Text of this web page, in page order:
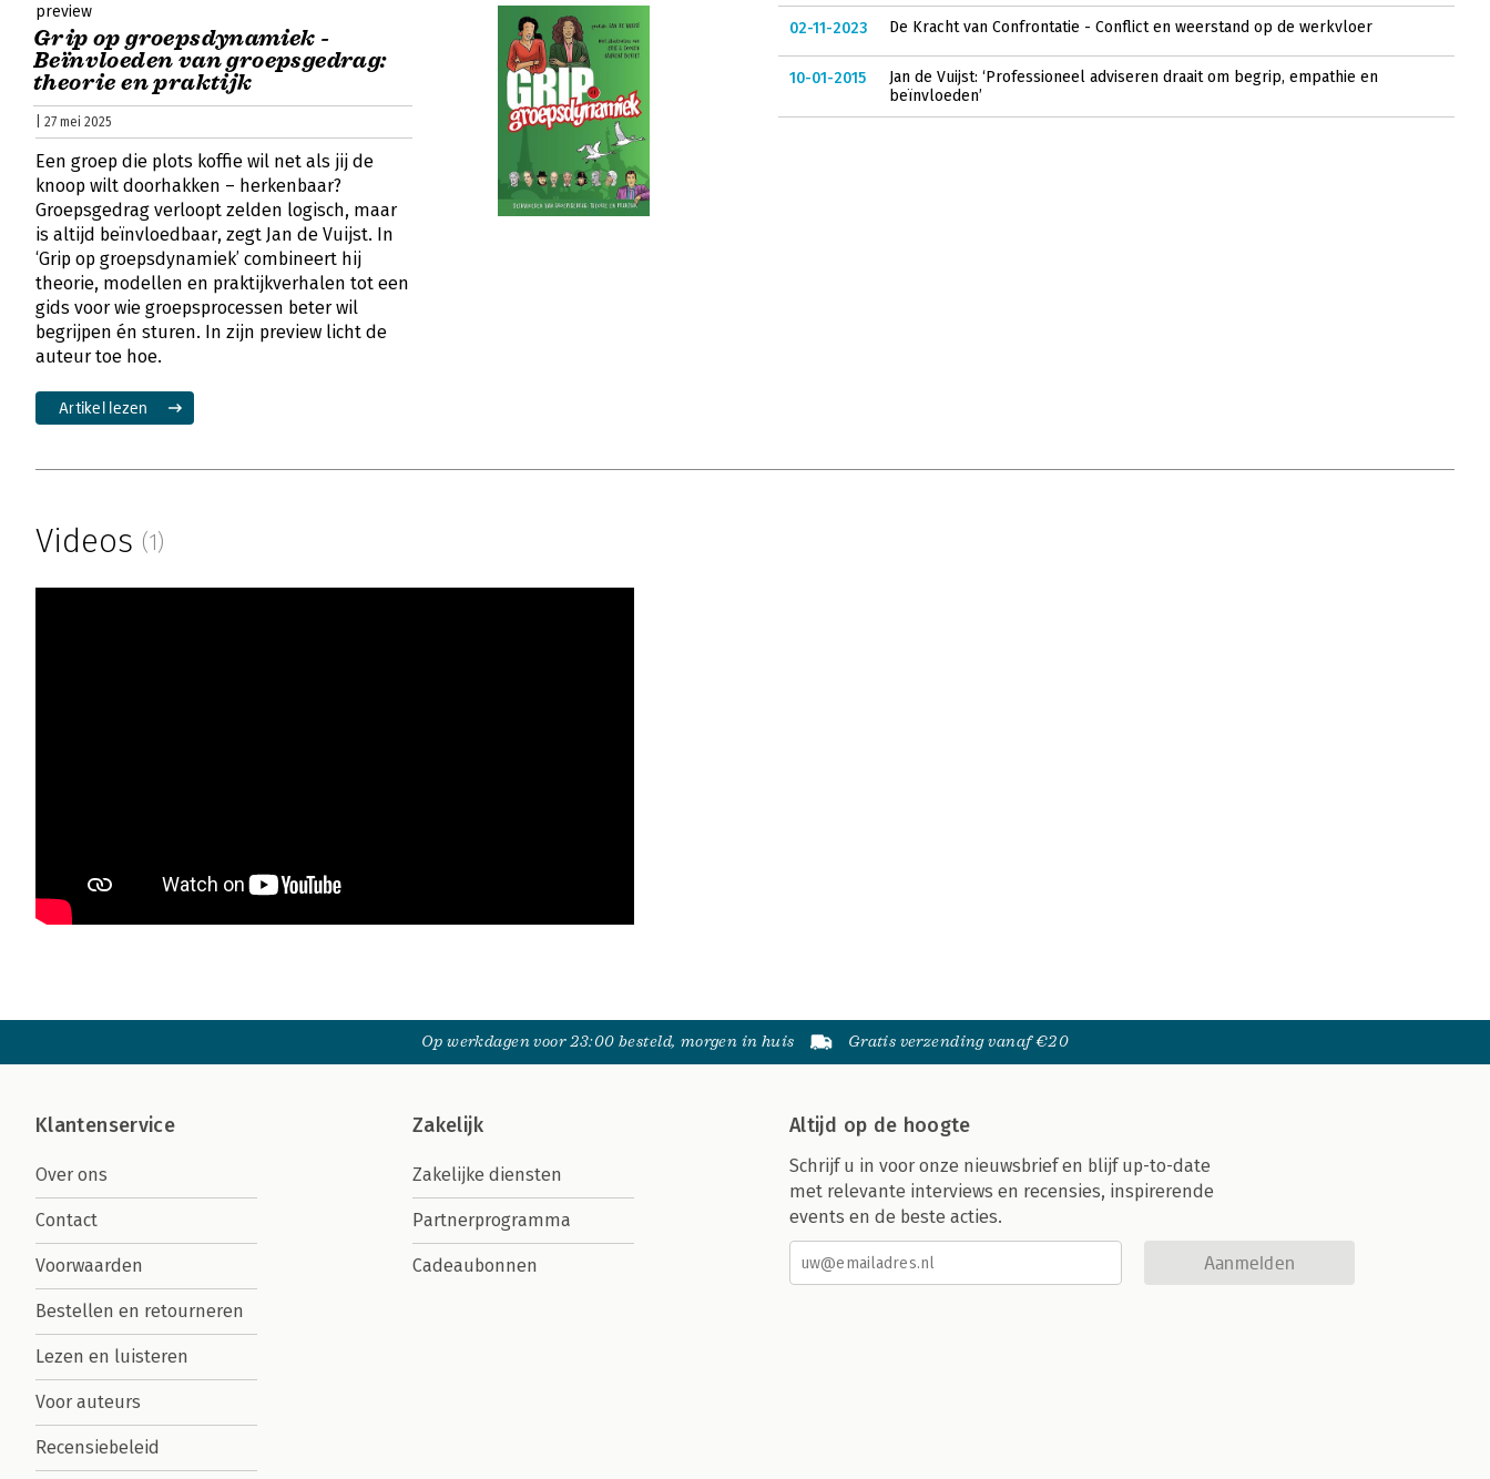
preview
Grip op groepsdynamiek -
Beïnvloeden van groepsgedrag:
theorie en praktijk
| 27 mei 2025
Een groep die plots koffie wil net als jij de
knoop wilt doorhakken – herkenbaar?
Groepsgedrag verloopt zelden logisch, maar
is altijd beïnvloedbaar, zegt Jan de Vuijst. In
‘Grip op groepsdynamiek’ combineert hij
theorie, modellen en praktijkverhalen tot een
gids voor wie groepsprocessen beter wil
begrijpen én sturen. In zijn preview licht de
auteur toe hoe.
Artikel lezen
02-11-2023 De Kracht van Confrontatie - Conflict en weerstand op de werkvloer
10-01-2015
Jan de Vuijst: ‘Professioneel adviseren draait om begrip, empathie en
beïnvloeden’
Videos (1)
Op werkdagen voor 23:00 besteld, morgen in huis Gratis verzending vanaf €20
Klantenservice
Over ons
Contact
Voorwaarden
Bestellen en retourneren
Lezen en luisteren
Voor auteurs
Recensiebeleid
Zakelijk
Zakelijke diensten
Partnerprogramma
Cadeaubonnen
Altijd op de hoogte
Schrijf u in voor onze nieuwsbrief en blijf up-to-date
met relevante interviews en recensies, inspirerende
events en de beste acties.
Aanmelden